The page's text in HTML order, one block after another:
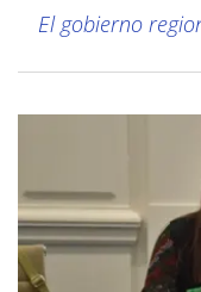
El gobierno